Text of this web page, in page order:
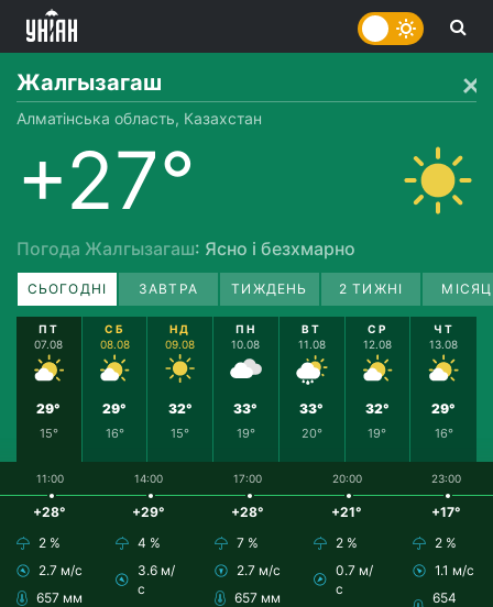
Жалгызагаш
Алматінська область, Казахстан
+27°
Погода Жалгызагаш: Ясно і безхмарно
СЬОГОДНІ ЗАВТРА ТИЖДЕНЬ 2 ТИЖНІ
ПТ
07.08
29°
15°
СБ
08.08
29°
16°
НД
09.08
32°
15°
ПН
10.08
33°
19°
ВТ
11.08
33°
20°
СР
12.08
32°
19°
ЧТ
13.08
29°
16°
11:00
+28°
2 %
2.7 м/с
657 мм
14:00
+29°
4 %
3.6 м/
с
17:00
+28°
7 %
2.7 м/с
657 мм
20:00
+21°
2 %
0.7 м/
с
23:00
+17°
2 %
1.1 м/с
654